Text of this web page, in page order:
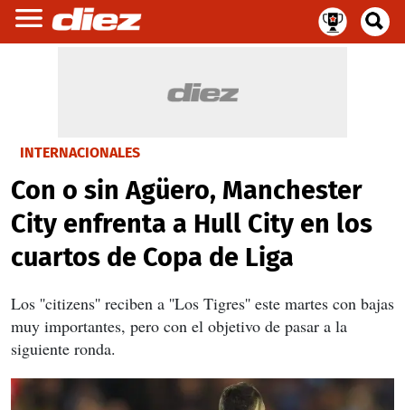
INTERNACIONALES
Con o sin Agüero, Manchester
City enfrenta a Hull City en los
cuartos de Copa de Liga
Los ''citizens'' reciben a ''Los Tigres'' este martes con bajas
muy importantes, pero con el objetivo de pasar a la
siguiente ronda.